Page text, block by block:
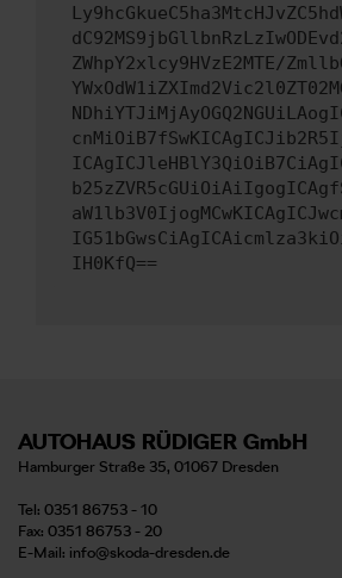
ZWhpY2xlcy9HVzE2MTE/
IH0KfQ==
AUTOHAUS RÜDIGER GmbH
Hamburger Straße 35, 01067 Dresden
Tel: 0351 86753 - 10
Fax: 0351 86753 - 20
E-Mail: info@skoda-dresden.de